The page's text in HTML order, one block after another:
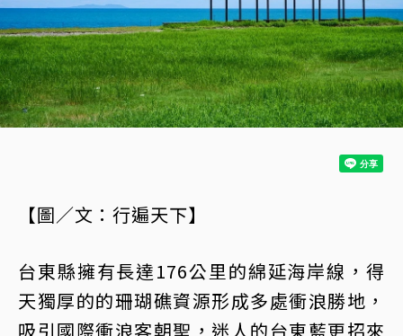
【圖／文：行遍天下】
台東縣擁有長達176公里的綿延海岸線，得
天獨厚的的珊瑚礁資源形成多處衝浪勝地，
吸引國際衝浪客朝聖，迷人的台東藍更招來